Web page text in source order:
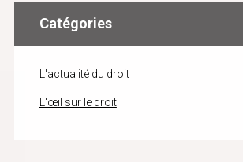
Catégories
L'actualité du droit
L'œil sur le droit